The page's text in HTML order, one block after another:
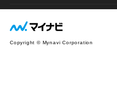
Copyright © Mynavi Corporation